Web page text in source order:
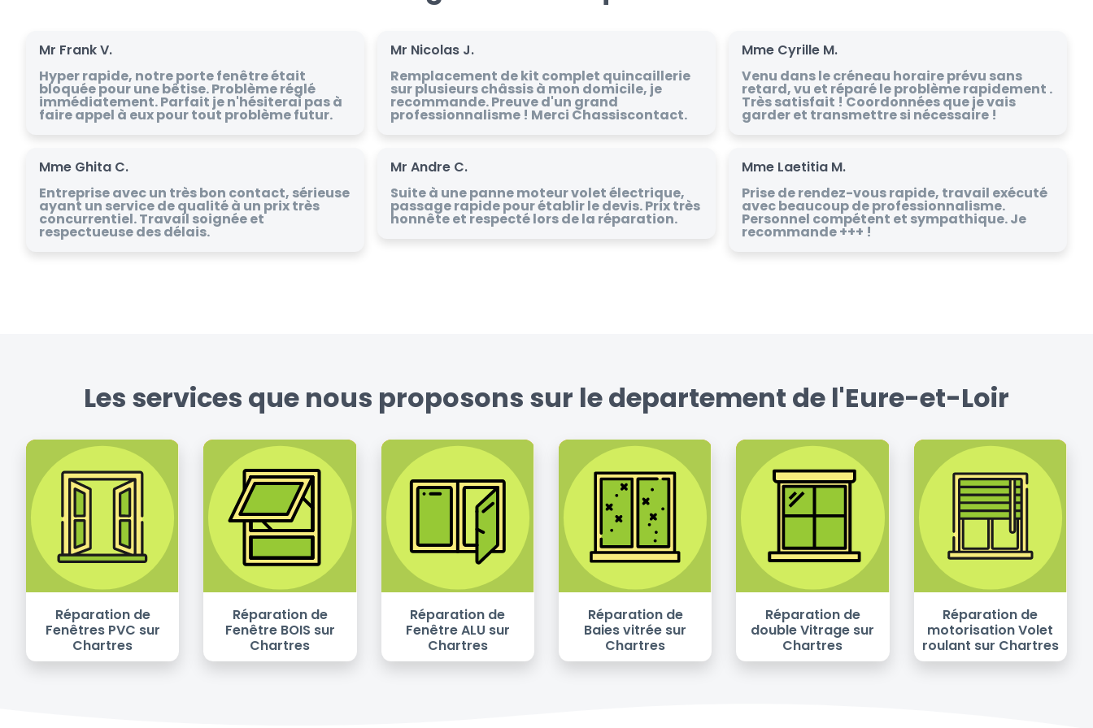
Mr Frank V.
Hyper rapide, notre porte fenêtre était
bloquée pour une bêtise. Problème réglé
immédiatement. Parfait je n'hésiterai pas à
faire appel à eux pour tout problème futur.
Mr Nicolas J.
Remplacement de kit complet quincaillerie
sur plusieurs châssis à mon domicile, je
recommande. Preuve d'un grand
professionnalisme ! Merci Chassiscontact.
Mme Cyrille M.
Venu dans le créneau horaire prévu sans
retard, vu et réparé le problème rapidement .
Très satisfait ! Coordonnées que je vais
garder et transmettre si nécessaire !
Mme Ghita C.
Entreprise avec un très bon contact, sérieuse
ayant un service de qualité à un prix très
concurrentiel. Travail soignée et
respectueuse des délais.
Mr Andre C.
Suite à une panne moteur volet électrique,
passage rapide pour établir le devis. Prix très
honnête et respecté lors de la réparation.
Mme Laetitia M.
Prise de rendez-vous rapide, travail exécuté
avec beaucoup de professionnalisme.
Personnel compétent et sympathique. Je
recommande +++ !
Les services que nous proposons sur le departement de l'Eure-et-Loir
Réparation de
Fenêtres PVC sur
Chartres
Réparation de
Fenêtre BOIS sur
Chartres
Réparation de
Fenêtre ALU sur
Chartres
Réparation de
Baies vitrée sur
Chartres
Réparation de
double Vitrage sur
Chartres
Réparation de
motorisation Volet
roulant sur Chartres